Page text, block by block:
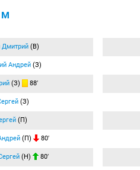
М
Дмитрий (В)
Андрей (З)
(З) 88′
(З)
(П)
(П) 80′
(Н) 80′